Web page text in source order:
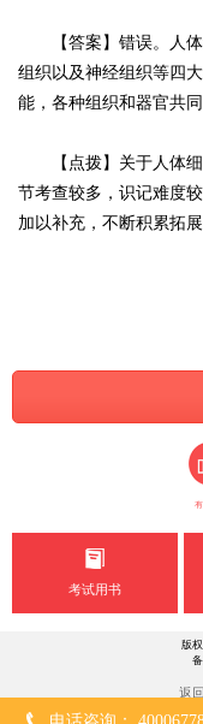
【答案】错误。人体
组织以及神经组织等四
能，各种组织和器官共
【点拨】关于人体细
节考查较多，识记难度
加以补充，不断积累拓
考试用书
版
返